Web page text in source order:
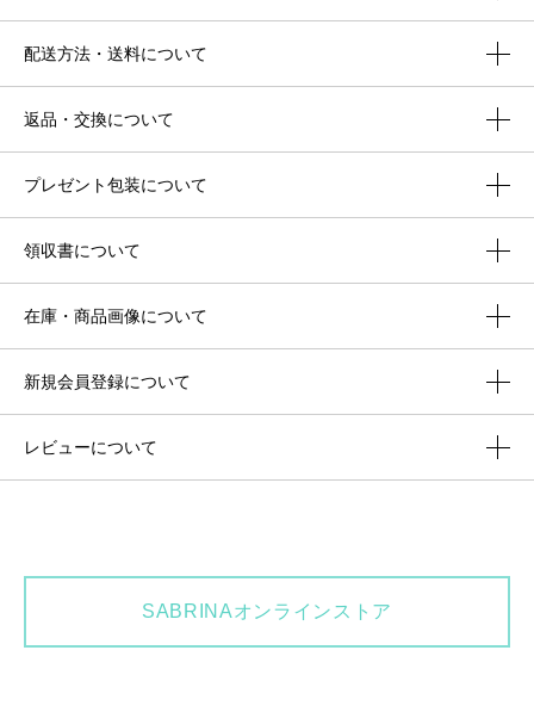
配送方法・送料について
返品・交換について
プレゼント包装について
領収書について
在庫・商品画像について
新規会員登録について
レビューについて
SABRINAオンラインストア